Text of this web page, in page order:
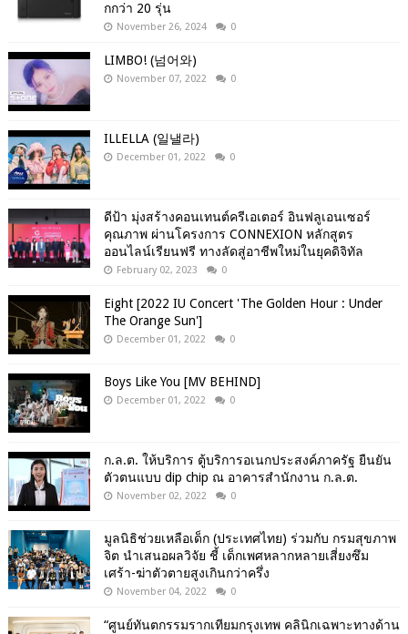
กกว่า 20 รุ่น
November 26, 2024 0
LIMBO! (넘어와)
November 07, 2022 0
ILLELLA (일낼라)
December 01, 2022 0
ดีป้า มุ่งสร้างคอนเทนต์ครีเอเตอร์ อินฟลูเอนเซอร์
คุณภาพ ผ่านโครงการ CONNEXION หลักสูตร
ออนไลน์เรียนฟรี ทางลัดสู่อาชีพใหม่ในยุคดิจิทัล
February 02, 2023 0
Eight [2022 IU Concert 'The Golden Hour : Under
The Orange Sun']
December 01, 2022 0
Boys Like You [MV BEHIND]
December 01, 2022 0
ก.ล.ต. ให้บริการ ตู้บริการอเนกประสงค์ภาครัฐ ยืนยัน
ตัวตนแบบ dip chip ณ อาคารสำนักงาน ก.ล.ต.
November 02, 2022 0
มูลนิธิช่วยเหลือเด็ก (ประเทศไทย) ร่วมกับ กรมสุขภาพ
จิต นำเสนอผลวิจัย ชี้ เด็กเพศหลากหลายเสี่ยงซึม
เศร้า-ฆ่าตัวตายสูงเกินกว่าครึ่ง
November 04, 2022 0
“ศูนย์ทันตกรรมรากเทียมกรุงเทพ คลินิกเฉพาะทางด้าน